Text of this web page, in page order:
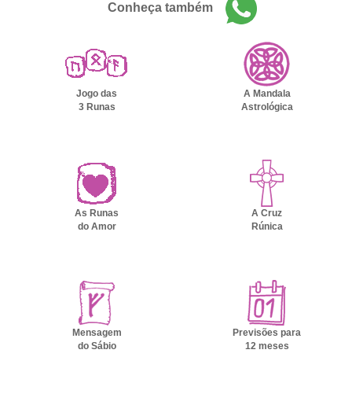
Conheça também
Jogo das
3 Runas
A Mandala
Astrológica
As Runas
do Amor
A Cruz
Rúnica
Mensagem
do Sábio
Previsões para
12 meses